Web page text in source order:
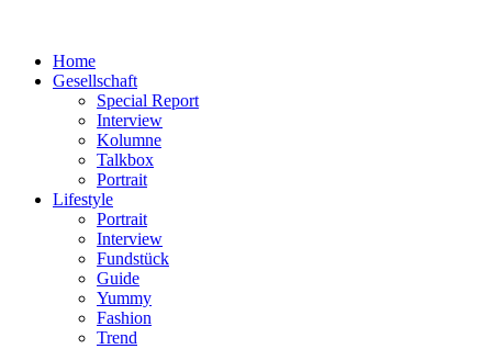
Home
Gesellschaft
Special Report
Interview
Kolumne
Talkbox
Portrait
Lifestyle
Portrait
Interview
Fundstück
Guide
Yummy
Fashion
Trend